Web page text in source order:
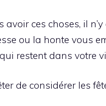
avoir ces choses, il
ou la honte vous
restent dans votre
de considérer les